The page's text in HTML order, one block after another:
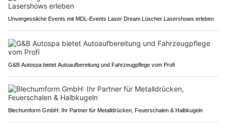
Unvergessliche Events mit MDL-Events Laser Dream Lüscher Lasershows erleben
G&B Autospa bietet Autoaufbereitung und Fahrzeugpflege vom Profi
Blechumform GmbH: Ihr Partner für Metalldrücken, Feuerschalen & Halbkugeln